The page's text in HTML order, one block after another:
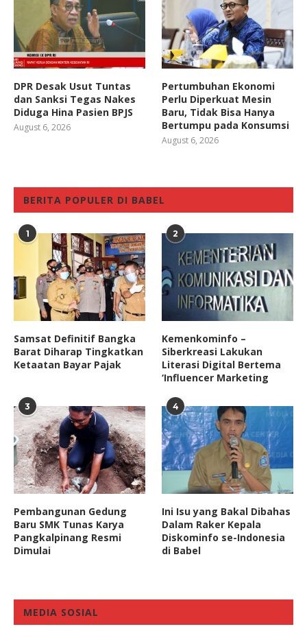
DPR Desak Usut Tuntas
dan Sanksi Tegas Nakes
Diduga Hina Pasien BPJS
August 6, 2026
Pertumbuhan Ekonomi
Perlu Diperkuat Mesin
Baru, Tidak Bisa Hanya
Bertumpu pada Konsumsi
August 6, 2026
BERITA POPULER DI BABEL
1
Samsat Definitif Bangka
Barat Diharap Tingkatkan
Ketaatan Bayar Pajak
2
Kemenkominfo –
Siberkreasi Lakukan
Literasi Digital Bertema
‘Influencer Marketing
3
Pembangunan Gedung
Baru SMK Tunas Karya
Pangkalpinang Resmi
Dimulai
4
Ini Isu yang Bakal Dibahas
Dalam Raker Kepala
Diskominfo se-Indonesia
di Babel
MEDIA SOSIAL